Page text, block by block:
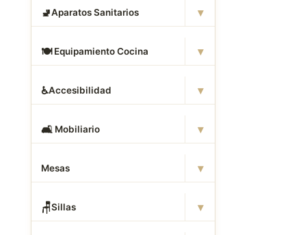
🚽Aparatos Sanitarios ▾
🍽️ Equipamiento Cocina ▾
♿Accesibilidad ▾
🛋 ️ Mobiliario ▾
Mesas ▾
🪑Sillas ▾